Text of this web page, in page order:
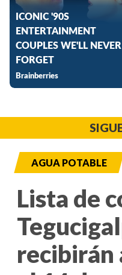
AGUA POTABLE
Lista de
recibirán